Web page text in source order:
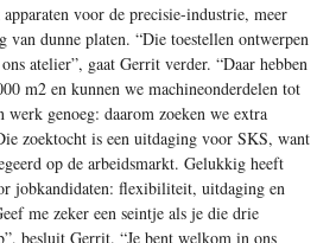
voor de precisie-industrie, meer
van dunne platen. “Die toestellen ontwerpen
­atelier”, gaat Gerrit ­verder. “Daar hebben
m2en ­kunnen we machineonderdelen tot
werk genoeg: daarom zoeken we extra
zoektocht is een uitdaging voor SKS, want
op de arbeidsmarkt. Gelukkig heeft
jobkandidaten: flexibiliteit, uitdaging en
me zeker een seintje als je die drie
besluit Gerrit. “Je bent welkom in ons